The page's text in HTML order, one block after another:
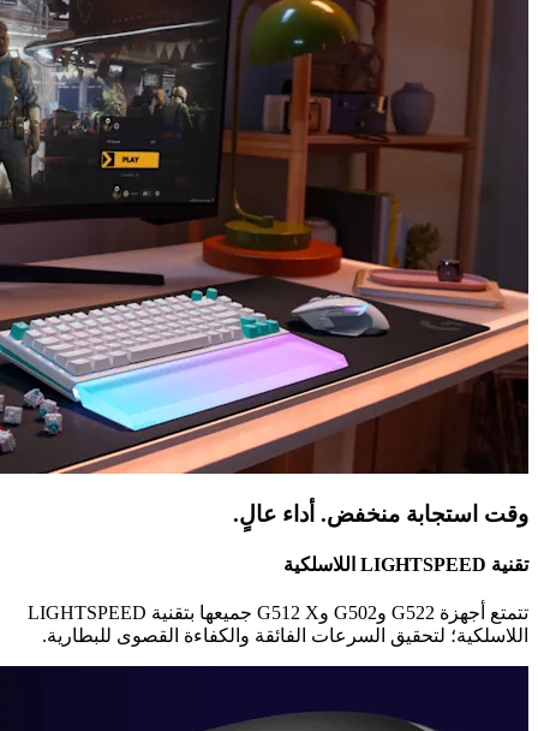
وقت استجابة منخفض. أداء عالٍ.
تقنية ‏LIGHTSPEED‏ اللاسلكية
اللاسلكية؛ لتحقيق السرعات الفائقة والكفاءة القصوى للبطارية.